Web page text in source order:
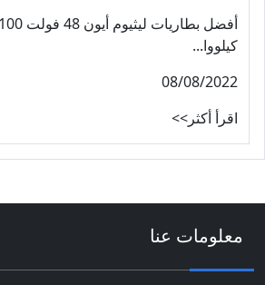
كيلووا...
08/08/2022
اقرأ أكثر>>
معلومات عنا